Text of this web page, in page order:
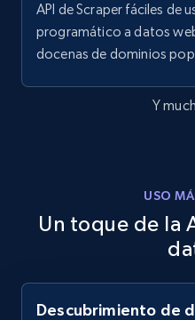
API de Scraper fáciles de
programático a datos
docenas de dominios
Y
USO
Un toque de la
Descubrimiento de